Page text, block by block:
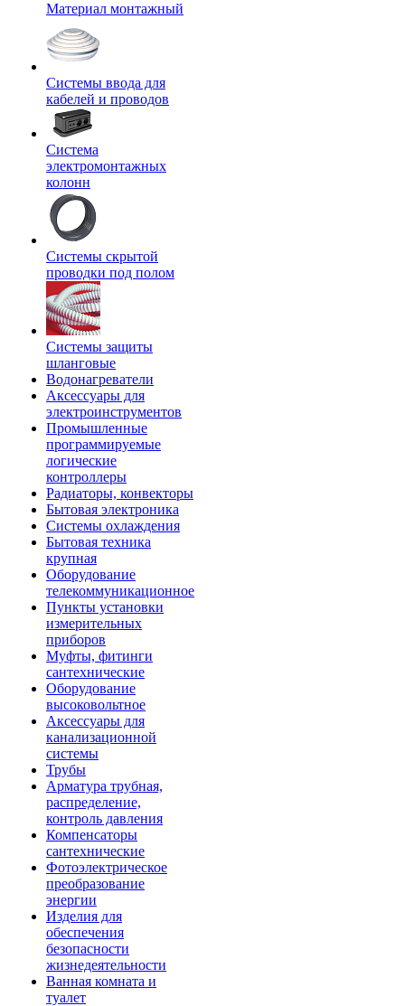
Материал монтажный
Системы ввода для
кабелей и проводов
Система
электромонтажных
колонн
Системы скрытой
проводки под полом
Системы защиты
шланговые
Водонагреватели
Аксессуары для
электроинструментов
Промышленные
программируемые
логические
контроллеры
Радиаторы, конвекторы
Бытовая электроника
Системы охлаждения
Бытовая техника
крупная
Оборудование
телекоммуникационное
Пункты установки
измерительных
приборов
Муфты, фитинги
сантехнические
Оборудование
высоковольтное
Аксессуары для
канализационной
системы
Трубы
Арматура трубная,
распределение,
контроль давления
Компенсаторы
сантехнические
Фотоэлектрическое
преобразование
энергии
Изделия для
обеспечения
безопасности
жизнедеятельности
Ванная комната и
туалет